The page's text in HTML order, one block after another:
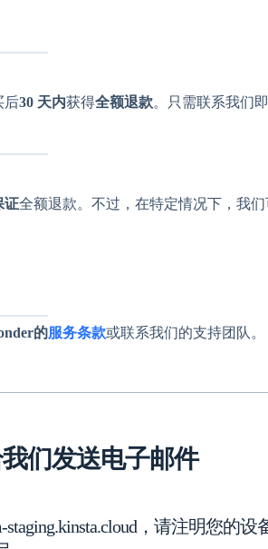
后30 天内获得全额退款。只需联系我们
证全额退款。不过，在特定情况下，我
的服务条款或联系我们的支持团队。
们发送电子邮件
，请注明您的设